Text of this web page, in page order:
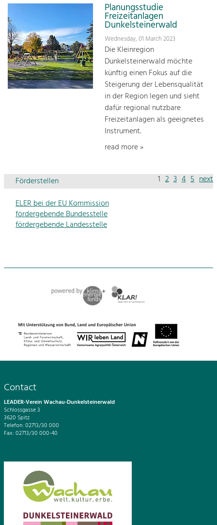
Planungsstudie
Freizeitanlagen
Dunkelsteinerwald
Wednesday, 01 March 2023
Die Kleinregion
Dunkelsteinerwald möchte
künftig einen Fokus auf die
Steigerung der Lebensqualität
in der Region legen und sieht
dafür regional nutzbare
Freizeitanlagen als geeignetes
Instrument.
read more »
1 2 3 4 5 next
Förderstellen
ELER bei der EU Kommission
fördergebende Bundesstelle
fördergebende Landesstelle
Contact
LEADER-Verein Wachau-Dunkelsteinerwald
Schlossgasse 3
3620 Spitz
Telefon: 02713/30 000
Fax: 02713/30 000-40